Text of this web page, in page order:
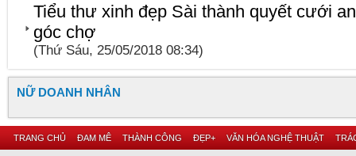
Tiểu thư xinh đẹp Sài thành quyết cưới
góc chợ
(Thứ Sáu, 25/05/2018 08:34)
NỮ DOANH NHÂN
TRANG CHỦ ĐAM MÊ THÀNH CÔNG ĐẸP+ VĂN HÓA NGHỆ THUẬT